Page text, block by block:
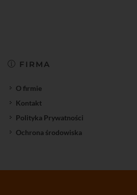
FIRMA
O firmie
Kontakt
Polityka Prywatności
Ochrona środowiska